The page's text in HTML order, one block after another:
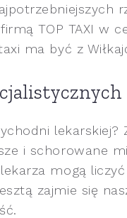
TOP TAXI w
ma być z
lekarskiej?
i schorowane
mogą
zajmie się